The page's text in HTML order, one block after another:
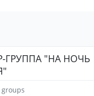
ГРУППА "НА НОЧЬ